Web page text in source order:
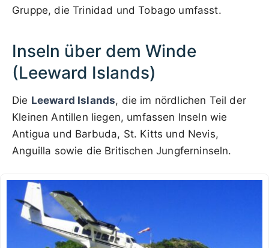
Gruppe, die Trinidad und Tobago umfasst.
Inseln über dem Winde
(Leeward Islands)
Die Leeward Islands, die im nördlichen Teil der
Kleinen Antillen liegen, umfassen Inseln wie
Antigua und Barbuda, St. Kitts und Nevis,
Anguilla sowie die Britischen Jungferninseln.